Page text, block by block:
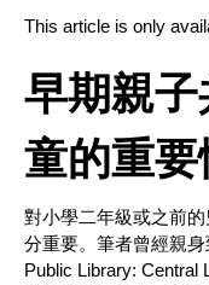
This article is only
早期親
童的重要
對小學二年級或之前
分重要。筆者曾經親
Public Library: Central